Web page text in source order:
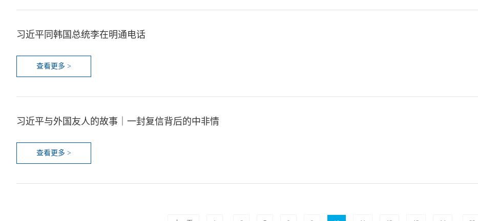
习近平同韩国总统李在明通电话
查看更多 >
习近平与外国友人的故事｜一封复信背后的中非情
查看更多 >